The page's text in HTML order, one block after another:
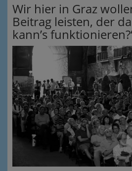
Wir hier in Graz
Beitrag leisten, der
kann’s